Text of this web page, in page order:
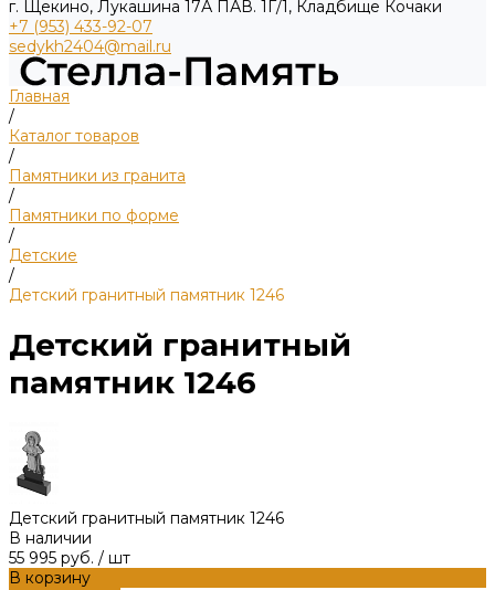
г. Щекино, Лукашина 17А ПАВ. 1Г/1, Кладбище Кочаки
+7 (953) 433-92-07
sedykh2404@mail.ru
Главная
/
Каталог товаров
/
Памятники из гранита
/
Памятники по форме
/
Детские
/
Детский гранитный памятник 1246
Детский гранитный
памятник 1246
Детский гранитный памятник 1246
В наличии
55 995 руб. / шт
В корзину